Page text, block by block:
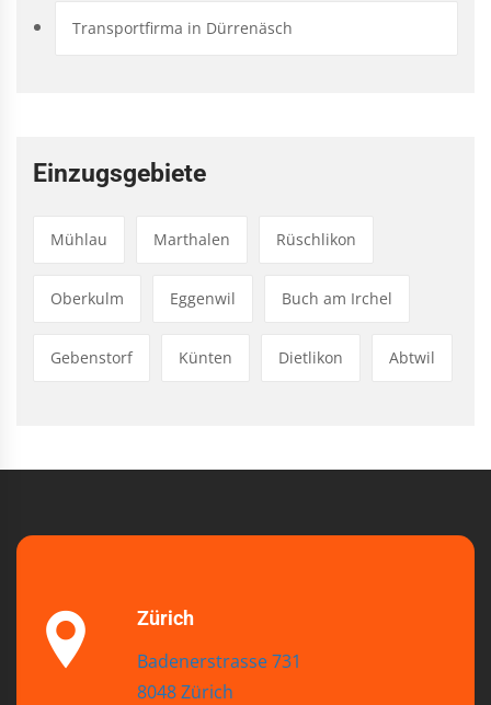
Transportfirma in Dürrenäsch
Einzugsgebiete
Mühlau Marthalen Rüschlikon
Oberkulm Eggenwil Buch am Irchel
Gebenstorf Künten Dietlikon Abtwil
Zürich
Badenerstrasse 731
8048 Zürich